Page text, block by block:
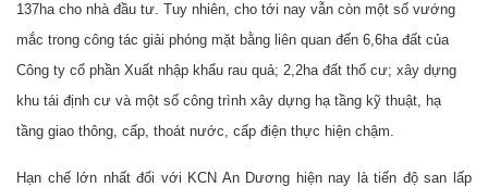
137ha cho nhà đầu tư. Tuy nhiên, cho tới nay vẫn còn một số vướng
mắc trong công tác giải phóng mặt bằng liên quan đến 6,6ha đất của
Công ty cổ phần Xuất nhập khẩu rau quả; 2,2ha đất thổ cư; xây dựng
khu tái định cư và một số công trình xây dựng hạ tầng kỹ thuật, hạ
tầng giao thông, cấp, thoát nước, cấp điện thực hiện chậm.
Hạn chế lớn nhất đối với KCN An Dương hiện nay là tiến độ san lấp